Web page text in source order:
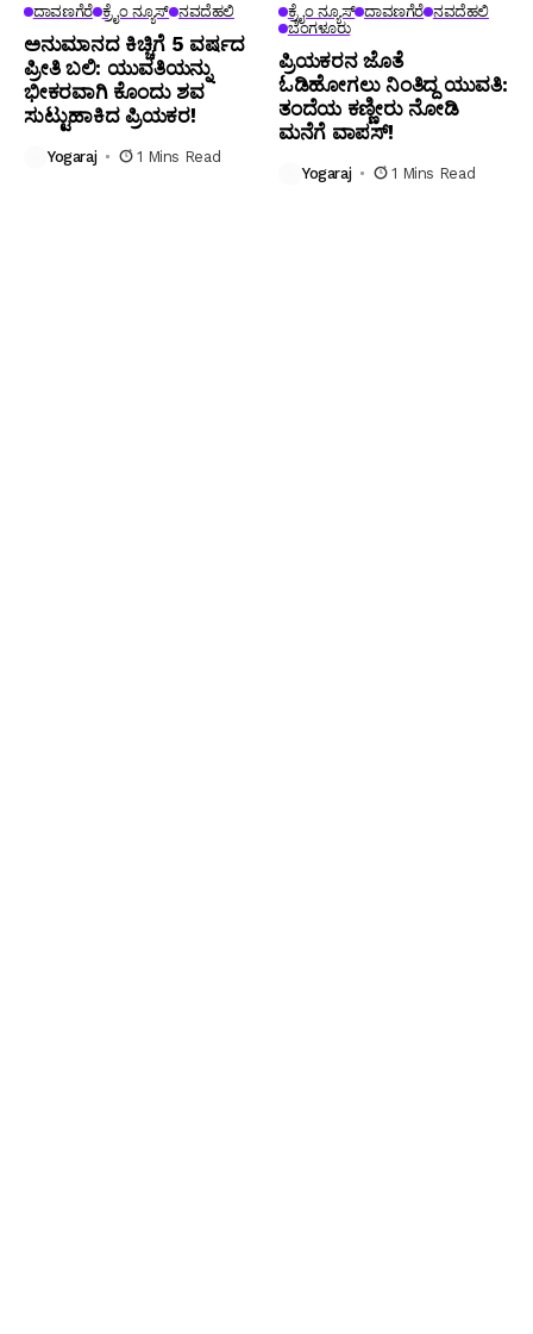
ದಾವಣಗೆರೆ ಕ್ರೈಂ ನ್ಯೂಸ್ ನವದೆಹಲಿ
ಅನುಮಾನದ ಕಿಚ್ಚಿಗೆ 5 ವರ್ಷದ
ಪ್ರೀತಿ ಬಲಿ: ಯುವತಿಯನ್ನು
ಭೀಕರವಾಗಿ ಕೊಂದು ಶವ
ಸುಟ್ಟುಹಾಕಿದ ಪ್ರಿಯಕರ!
Yogaraj 1 Mins Read
ಕ್ರೈಂ ನ್ಯೂಸ್ ದಾವಣಗೆರೆ ನವದೆಹಲಿ
ಬೆಂಗಳೂರು
ಪ್ರಿಯಕರನ ಜೊತೆ
ಓಡಿಹೋಗಲು ನಿಂತಿದ್ದ ಯುವತಿ:
ತಂದೆಯ ಕಣ್ಣೀರು ನೋಡಿ
ಮನೆಗೆ ವಾಪಸ್!
Yogaraj 1 Mins Read